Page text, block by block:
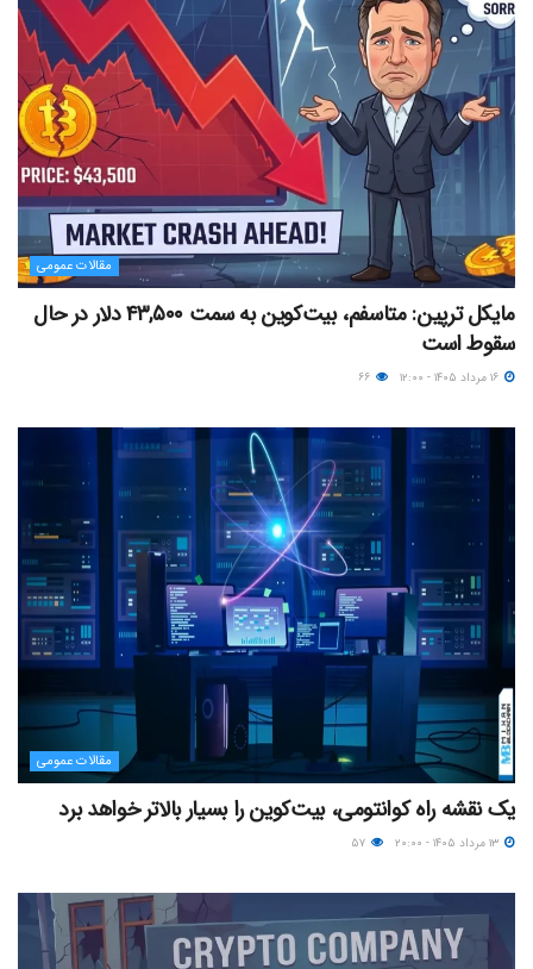
مقالات عمومی
مایکل ترپین: متاسفم، بیت‌کوین به سمت ۴۳,۵۰۰ دلار در حال
سقوط است
مقالات عمومی
یک نقشه راه کوانتومی، بیت‌کوین را بسیار بالاتر خواهد برد